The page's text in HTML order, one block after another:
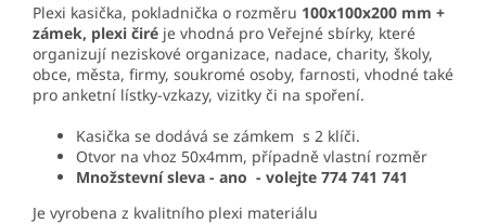
Plexi kasička, pokladnička o rozměru 100x100x200 mm +
zámek, plexi čiré je vhodná pro Veřejné sbírky, které
organizují neziskové organizace, nadace, charity, školy,
obce, města, firmy, soukromé osoby, farnosti, vhodné také
pro anketní lístky-vzkazy, vizitky či na spoření.
Kasička se dodává se zámkem s 2 klíči.
Otvor na vhoz 50x4mm, případně vlastní rozměr
Množstevní sleva - ano - volejte 774 741 741
Je vyrobena z kvalitního plexi materiálu